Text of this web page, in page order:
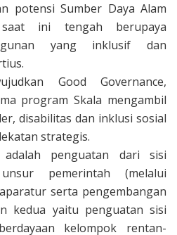
potensi Sumber Daya Alam
ini tengah berupaya
yang inklusif dan
Good Governance,
program Skala mengambil
disabilitas dan inklusi sosial
strategis.
adalah penguatan dari sisi
pemerintah (melalui
serta pengembangan
kedua yaitu penguatan sisi
kelompok rentan-